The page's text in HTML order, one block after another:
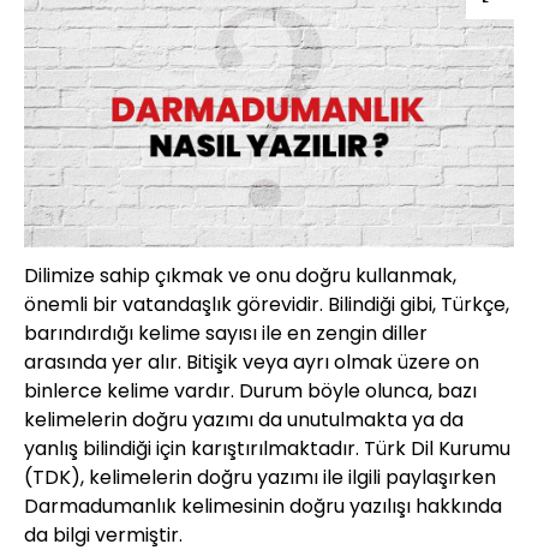
Dilimize sahip çıkmak ve onu doğru kullanmak,
önemli bir vatandaşlık görevidir. Bilindiği gibi, Türkçe,
barındırdığı kelime sayısı ile en zengin diller
arasında yer alır. Bitişik veya ayrı olmak üzere on
binlerce kelime vardır. Durum böyle olunca, bazı
kelimelerin doğru yazımı da unutulmakta ya da
yanlış bilindiği için karıştırılmaktadır. Türk Dil Kurumu
(TDK), kelimelerin doğru yazımı ile ilgili paylaşırken
Darmadumanlık kelimesinin doğru yazılışı hakkında
da bilgi vermiştir.